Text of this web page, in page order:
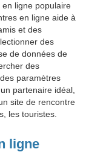
ligne populaire
en ligne aide à
et des
des
de données de
des
paramètres
partenaire idéal,
site de rencontre
les touristes.
ligne